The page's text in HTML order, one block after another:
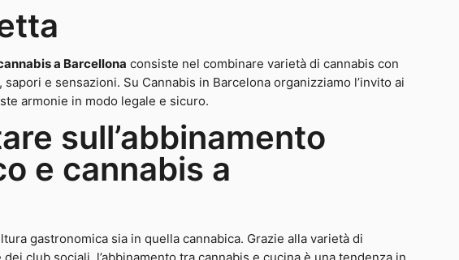
a Barcellona consiste nel combinare varietà di cannabis con
e sensazioni. Su Cannabis in Barcelona organizziamo l’invito ai
armonie in modo legale e sicuro.
sull’abbinamento
e cannabis a
gastronomica sia in quella cannabica. Grazie alla varietà di